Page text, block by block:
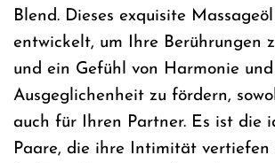
Blend. Dieses exquisite
entwickelt, um Ihre Berührungen
und ein Gefühl von Harmonie und
Ausgeglichenheit zu fördern,
auch für Ihren Partner. Es ist die
Paare, die ihre Intimität vertiefen